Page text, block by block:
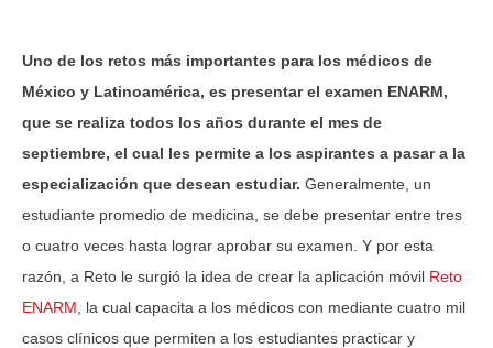
Uno de los retos más importantes para los médicos de
México y Latinoamérica, es presentar el examen ENARM,
que se realiza todos los años durante el mes de
septiembre, el cual les permite a los aspirantes a pasar a la
especialización que desean estudiar. Generalmente, un
estudiante promedio de medicina, se debe presentar entre tres
o cuatro veces hasta lograr aprobar su examen. Y por esta
razón, a Reto le surgió la idea de crear la aplicación móvil Reto
ENARM , la cual capacita a los médicos con mediante cuatro mil
casos clínicos que permiten a los estudiantes practicar y